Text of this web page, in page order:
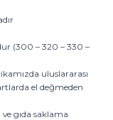
(300 – 320 – 330 –
uluslararası
el değmeden
gıda saklama